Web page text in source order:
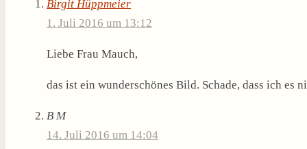
Birgit Hüppmeier
1. Juli 2016 um 13:12
Liebe Frau Mauch,
das ist ein wunderschönes Bild. Schade, dass ich es
B M
14. Juli 2016 um 14:04